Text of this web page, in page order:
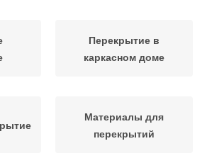
Перекрытие в
каркасном доме
Материалы для
перекрытий